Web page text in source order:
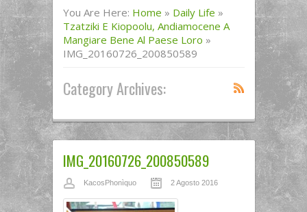
You Are Here: Home » Daily Life »
Tzatziki E Kiopoolu, Andiamocene A
Mangiare Bene Al Paese Loro »
IMG_20160726_200850589
Category Archives:
IMG_20160726_200850589
KacosPhonìquo 2 Agosto 2016